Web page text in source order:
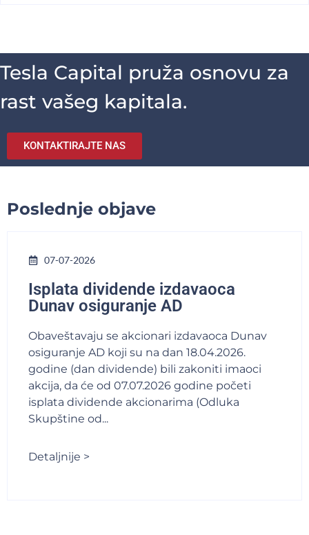
Tesla Capital pruža osnovu za
rast vašeg kapitala.
KONTAKTIRAJTE NAS
Poslednje objave
07-07-2026
Isplata dividende izdavaoca
Dunav osiguranje AD
Obaveštavaju se akcionari izdavaoca Dunav
osiguranje AD koji su na dan 18.04.2026.
godine (dan dividende) bili zakoniti imaoci
akcija, da će od 07.07.2026 godine početi
isplata dividende akcionarima (Odluka
Skupštine od...
Detaljnije >